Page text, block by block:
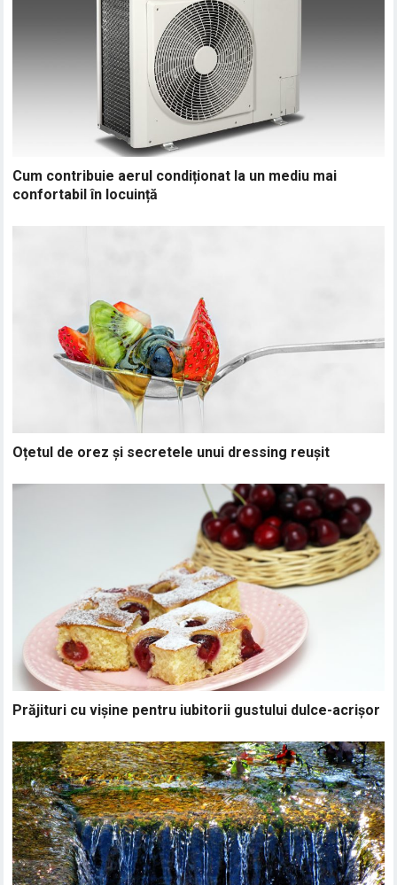
Cum contribuie aerul condiționat la un mediu mai
confortabil în locuință
Oțetul de orez și secretele unui dressing reușit
Prăjituri cu vișine pentru iubitorii gustului dulce-acrișor